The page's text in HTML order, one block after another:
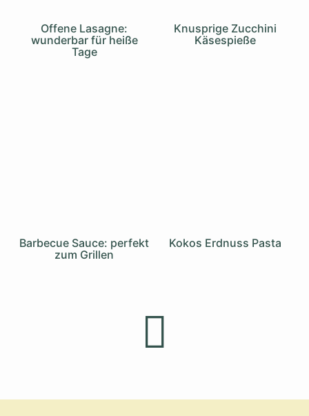
Offene Lasagne:
wunderbar für heiße
Tage
Knusprige Zucchini
Käsespieße
Barbecue Sauce: perfekt
zum Grillen
Kokos Erdnuss Pasta